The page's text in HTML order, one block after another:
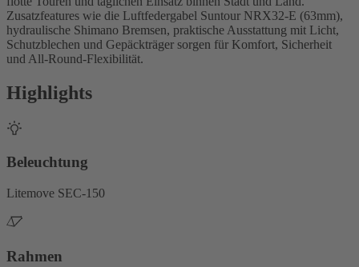
Zusatzfeatures wie die Luftfedergabel Suntour NRX32-E (63mm),
hydraulische Shimano Bremsen, praktische Ausstattung mit Licht,
Schutzblechen und Gepäckträger sorgen für Komfort, Sicherheit
und All-Round-Flexibilität.
Highlights
Beleuchtung
Litemove SEC-150
Rahmen